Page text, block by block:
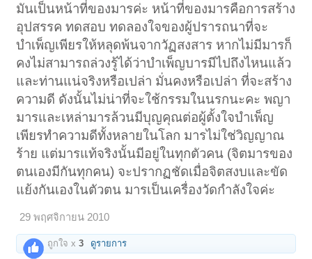
มันเป็นหน้าที่ของมารค่ะ หน้าที่ของมารคือการสร้าง
อุปสรรค ทดสอบ ทดลองใจของผู้ปรารถนาที่จะ
บำเพ็ญเพียรให้หลุดพ้นจากวัฏสงสาร หากไม่มีมารก็
คงไม่สามารถล่วงรู้ได้ว่าบำเพ็ญบารมีไปถึงไหนแล้ว
และท่านแน่จริงหรือเปล่า มั่นคงหรือเปล่า ที่จะสร้าง
ความดี ดังนั้นไม่น่าที่จะใช้กรรมในนรกนะคะ พญา
มารและเหล่ามารล้วนมีบุญคุณต่อผู้ตั้งใจบำเพ็ญ
เพียรทำความดีทั้งหลายในโลก มารไม่ใช่วิญญาณ
ร้าย แต่มารแท้จริงนั้นมีอยู่ในทุกตัวคน (จิตมารของ
ตนเองมีกันทุกคน) จะปรากฏชัดเมื่อจิตสงบและขัด
แย้งกันเองในตัวตน มารเป็นเครื่องวัดกำลังใจค่ะ
29 พฤศจิกายน 2010
ถูกใจ x3 ดูรายการ